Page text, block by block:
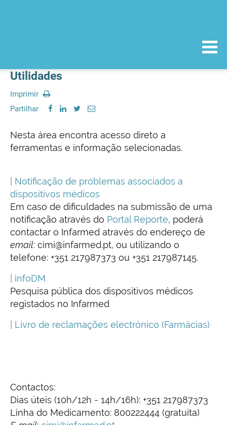
Utilidades
Imprimir
Partilhar
Nesta área encontra acesso direto a
ferramentas e informação selecionadas.
| Notificação de problemas associados a
dispositivos médicos
Em caso de dificuldades na submissão de uma
notificação através do Portal Reporte, poderá
contactar o Infarmed através do endereço de
email: cimi@infarmed.pt, ou utilizando o
telefone: +351 217987373 ou +351 217987145.
| infoDM
Pesquisa pública dos dispositivos médicos
registados no Infarmed
Livro de reclamações electrónico (Farmácias)
Contactos:
Dias úteis (10h/12h - 14h/16h): +351 217987373
Linha do Medicamento: 800222444 (gratuita)